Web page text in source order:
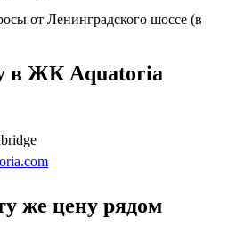
от Ленинградского шоссе (в
в ЖК Aquatoria
же цену рядом